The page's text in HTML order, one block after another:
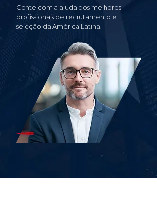
Conte com a ajuda dos melhores
profissionais de recrutamento e
seleção da América Latina.